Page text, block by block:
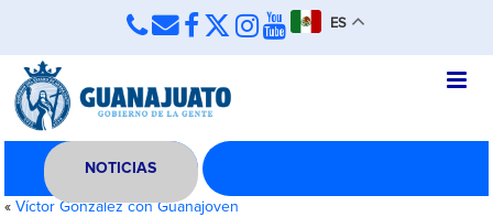
ES
NOTICIAS
«Víctor González con Guanajoven